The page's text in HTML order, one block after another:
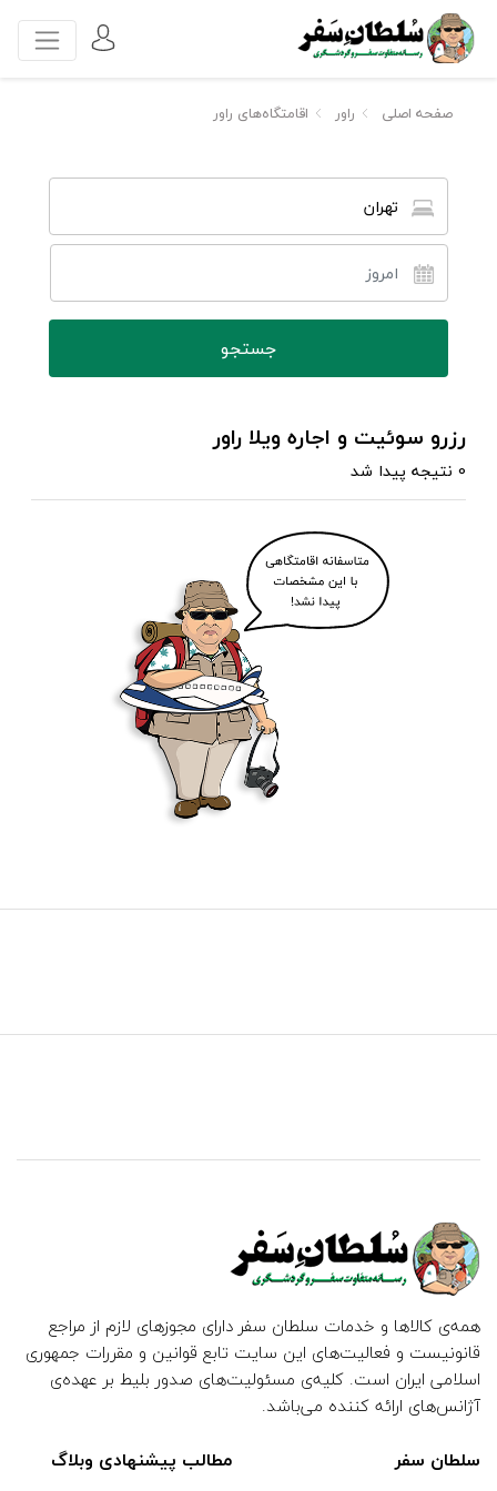
صفحه اصلی راور اقامتگاه‌های راور
تهران
رزرو سوئیت و اجاره ویلا راور
0 نتیجه پیدا شد
همه‌ی کالاها و خدمات سلطان سفر دارای مجوزهای لازم از مراجع
قانونیست و فعالیت‌های این سایت تابع قوانین و مقررات جمهوری
اسلامی ایران است. کلیه‌ی مسئولیت‌های صدور بلیط بر عهده‌ی
آژانس‌های ارائه کننده می‌باشد.
سلطان سفر مطالب پیشنهادی وبلاگ